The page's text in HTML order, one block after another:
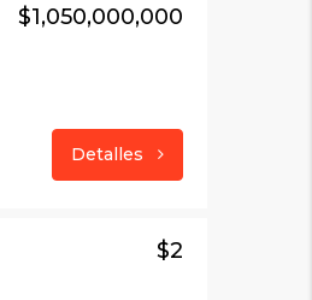
$1,050,000,000
Detalles
$2